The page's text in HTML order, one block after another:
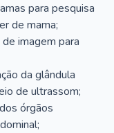
para pesquisa
de mama;
imagem para
da glândula
de ultrassom;
órgãos